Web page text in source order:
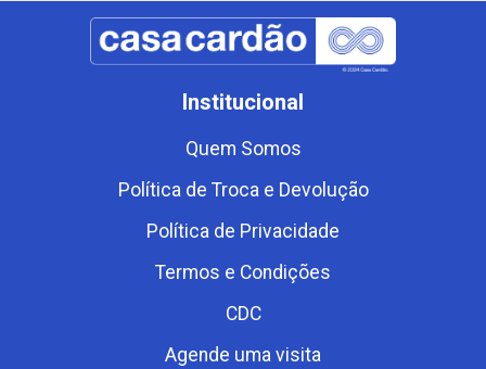
Institucional
Quem Somos
Política de Troca e Devolução
Política de Privacidade
Termos e Condições
CDC
Agende uma visita